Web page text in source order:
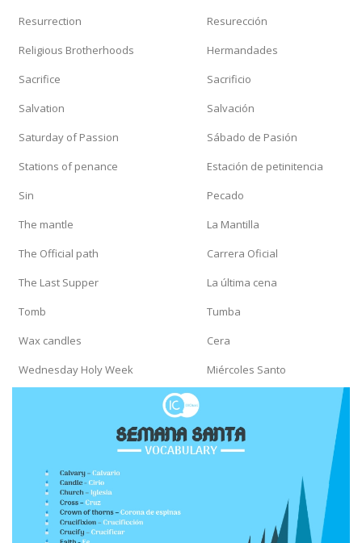
Resurrection
Resurección
Religious Brotherhoods
Hermandades
Sacrifice
Sacrificio
Salvation
Salvación
Saturday of Passion
Sábado de Pasión
Stations of penance
Estación de petinitencia
Sin
Pecado
The mantle
La Mantilla
The Official path
Carrera Oficial
The Last Supper
La última cena
Tomb
Tumba
Wax candles
Cera
Wednesday Holy Week
Miércoles Santo